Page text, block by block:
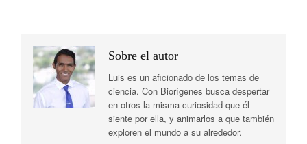
Sobre el autor
Luis es un aficionado de los temas de
ciencia. Con Biorígenes busca despertar
en otros la misma curiosidad que él
siente por ella, y animarlos a que también
exploren el mundo a su alrededor.